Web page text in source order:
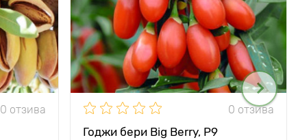
0 отзива 0 отзива
Годжи бери Big Berry, P9